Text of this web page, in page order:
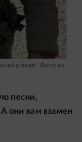
романс" Фото: из
песни,
они вам взамен